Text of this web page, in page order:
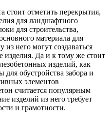
стоит отметить перекрытия,
для ландшафтного
для строительства,
материала для
из него могут создаваться
изделия. Да и к тому же стоит
изделий, как
обустройства забора и
элементов
считается популярным
изделий из него требует
и грамотности.